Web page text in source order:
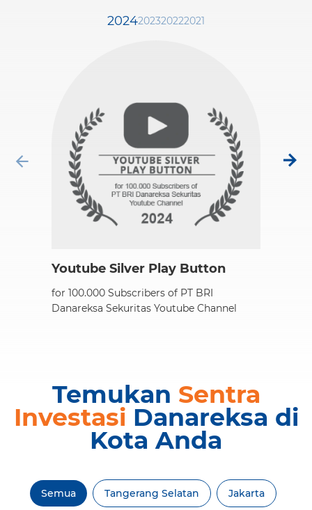
2024202320222021
Youtube Silver Play Button
for 100.000 Subscribers of PT BRI
Danareksa Sekuritas Youtube Channel
Temukan Sentra
Investasi Danareksa di
Kota Anda
Semua Tangerang Selatan Jakarta